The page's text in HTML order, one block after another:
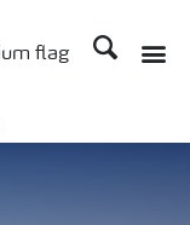
Zoek op